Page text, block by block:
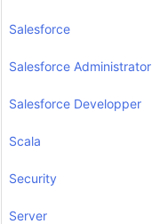
Salesforce
Salesforce Administrator
Salesforce Developper
Scala
Security
Server